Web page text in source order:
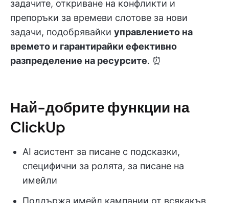
задачите, откриване на конфликти и
препоръки за времеви слотове за нови
задачи, подобрявайки управлението на
времето и гарантирайки ефективно
разпределение на ресурсите. ⏰
Най-добрите функции на
ClickUp
AI асистент за писане с подсказки,
специфични за ролята, за писане на
имейли
Поддържа имейл кампании от всякакъв